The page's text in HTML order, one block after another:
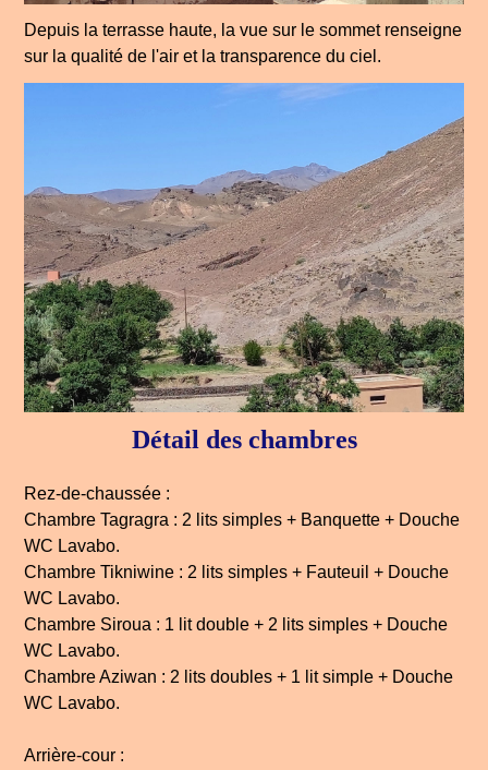
Depuis la terrasse haute, la vue sur le sommet renseigne
sur la qualité de l'air et la transparence du ciel.
Détail des chambres
Rez-de-chaussée :
Chambre Tagragra : 2 lits simples + Banquette + Douche
WC Lavabo.
Chambre Tikniwine : 2 lits simples + Fauteuil + Douche
WC Lavabo.
Chambre Siroua : 1 lit double + 2 lits simples + Douche
WC Lavabo.
Chambre Aziwan : 2 lits doubles + 1 lit simple + Douche
WC Lavabo.
Arrière-cour :